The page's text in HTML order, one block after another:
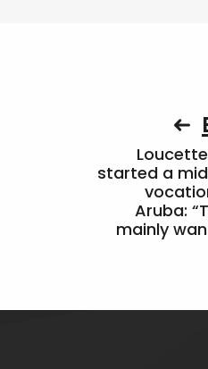
started a
Aruba:
mainly